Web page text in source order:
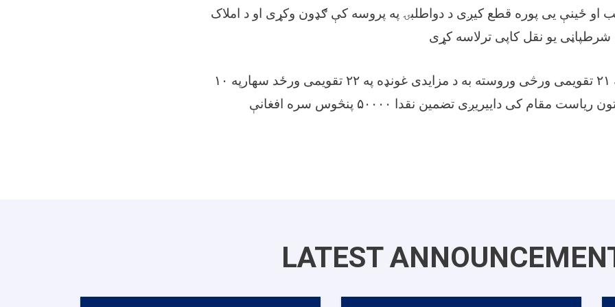
ځینې یی پوره قطع کیږی د دواطلبۍ په پروسه کې ګډون وکړی او د املاک
یو نقل کاپی ترلاسه کړی
د اعلان د نشر څخه ۲۱ تقویمی ورڅی وروسته به د مزایدی غونډه په ۲۲ تقویمی ورځد سهارپه ۱۰
بجو د ننګرهار پوهنتون ریاست مقام کی داییریږی تضمین نقدا ۵۰۰۰۰ پنڅوس سره افغانې
LATEST